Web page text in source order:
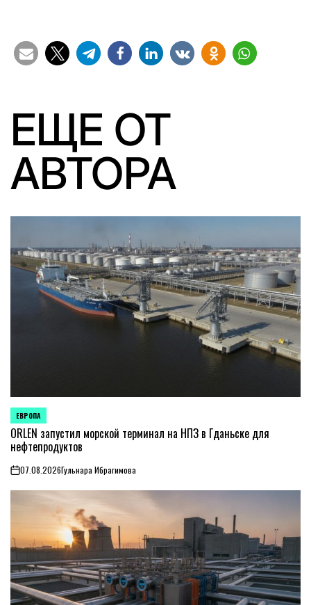
ЕЩЕ ОТ
АВТОРА
ОПУБЛИКОВАНО
В
ЕВРОПА
ORLEN запустил морской терминал на НПЗ в Гданьске для
нефтепродуктов
on07.08.2026Гульнара Ибрагимова